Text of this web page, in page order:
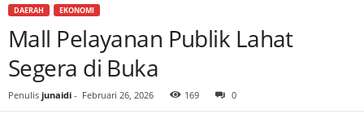
DAERAH EKONOMI
Mall Pelayanan Publik Lahat
Segera di Buka
Penulis junaidi - Februari 26, 2026 169 0